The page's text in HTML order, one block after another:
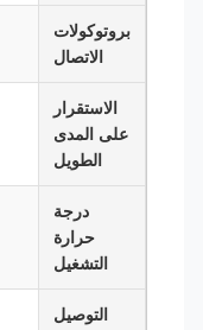
بروتوكولات
الاتصال
الاستقرار
على المدى
الطويل
حرارة
التشغيل
التوصيل